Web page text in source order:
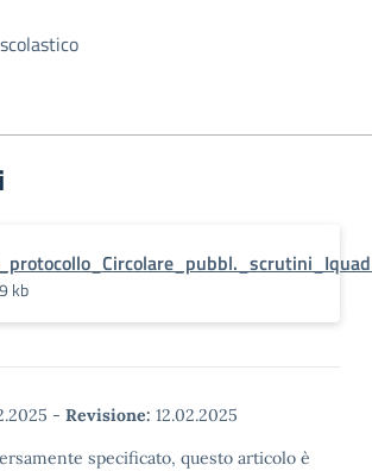
kb
- Revisione: 12.02.2025
specificato, questo articolo è